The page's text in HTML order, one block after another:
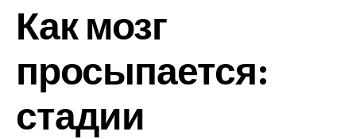
Как мозг
просыпается:
стадии